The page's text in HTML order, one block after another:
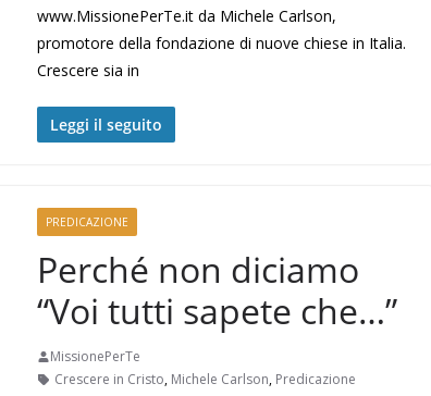
www.MissionePerTe.it da Michele Carlson,
promotore della fondazione di nuove chiese in Italia.
Crescere sia in
Leggi il seguito
PREDICAZIONE
Perché non diciamo
“Voi tutti sapete che…”
MissionePerTe
Crescere in Cristo, Michele Carlson, Predicazione